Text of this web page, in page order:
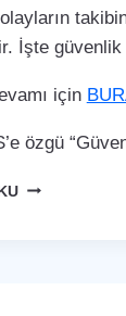
İşte güvenlik
için
özgü
KOZAN